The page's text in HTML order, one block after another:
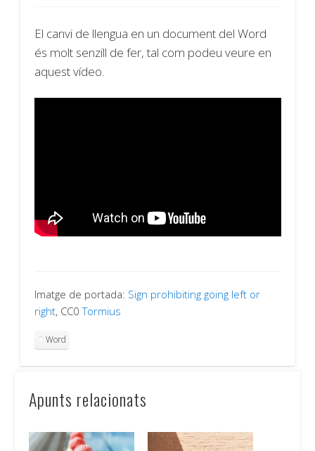
El canvi de llengua en un document del Word
és molt senzill de fer, tal com podeu veure en
aquest vídeo.
Imatge de portada: Sign prohibiting going left or
right, CC0Tormius
Word
Apunts relacionats